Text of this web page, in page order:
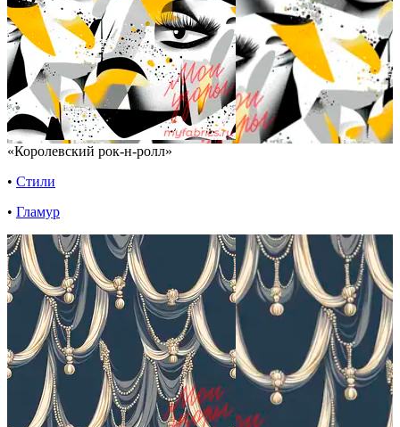
«Королевский рок-н-ролл»
• Стили
• Гламур